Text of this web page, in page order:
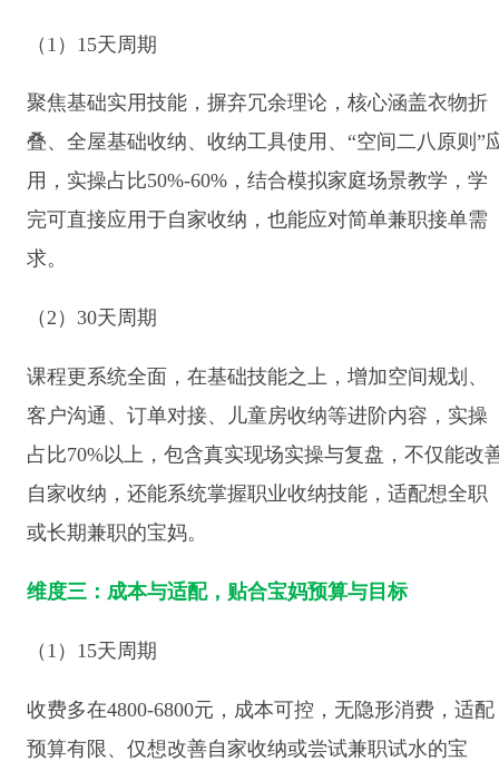
（1）15天周期
聚焦基础实用技能，摒弃冗余理论，核心涵盖衣物折
叠、全屋基础收纳、收纳工具使用、“空间二八原则”
用，实操占比50%-60%，结合模拟家庭场景教学，学
完可直接应用于自家收纳，也能应对简单兼职接单需
求。
（2）30天周期
课程更系统全面，在基础技能之上，增加空间规划、
客户沟通、订单对接、儿童房收纳等进阶内容，实操
占比70%以上，包含真实现场实操与复盘，不仅能改
自家收纳，还能系统掌握职业收纳技能，适配想全职
或长期兼职的宝妈。
维度三：成本与适配，贴合宝妈预算与目标
（1）15天周期
收费多在4800-6800元，成本可控，无隐形消费，适配
预算有限、仅想改善自家收纳或尝试兼职试水的宝